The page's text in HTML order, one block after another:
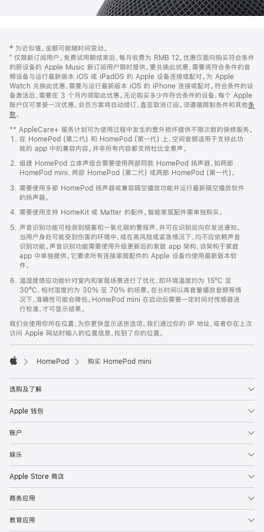
页
页
脚
注
‡ 为近似值。金额可能随时间变动。
⁺ 仅限新订阅用户。免费试用期结束后，每月收费为 RMB 12。优惠仅面向购买符合条件
的新设备的 Apple Music 新订阅用户限时提供。要兑换此优惠，需要将符合条件的音
频设备与运行最新版本 iOS 或 iPadOS 的 Apple 设备连接或配对。为 Apple
Watch 兑换此优惠，需要与运行最新版本 iOS 的 iPhone 连接或配对。符合条件的设
备激活后，需要在 3 个月内领取此优惠。无论购买多少件符合条件的设备，每个 Apple
账户仅可享受一次优惠。会员方案将自动续订，直至取消订阅。须遵循限制条件和其他条
款。
窗
口
中
打
开)
** AppleCare+ 服务计划可为使用过程中发生的意外损坏提供不限次数的保修服务。
在 HomePod (第二代) 和 HomePod (第一代) 上，空间音频适用于支持此功
能的 app 中的兼容内容。并非所有内容都支持杜比全景声。
组建 HomePod 立体声组合需要使用两部同款 HomePod 扬声器，如两部
HomePod mini、两部 HomePod (第二代) 或两部 HomePod (第一代)。
需要使用多部 HomePod 扬声器或兼容隔空播放功能并运行最新隔空播放软件
的扬声器。
需要使用支持 HomeKit 或 Matter 的配件。智能家居配件需单独购买。
声音识别功能可检测到烟雾和一氧化碳的警报声，并可在识别后向你发送通知。
当用户身处可能受到伤害的环境中，或在高风险或紧急情况下，均不应依赖声音
识别功能。声音识别功能需要使用升级更新后的家庭 app 架构，该架构于家庭
app 中单独提供。它要求所有连接家居配件的 Apple 设备均使用最新版本软
件。
温湿度感应功能针对室内和家居场景进行了优化，即环境温度约为 15ºC 至
30ºC、相对湿度约为 30% 至 70% 的场景。在长时间以高音量播放音频等情
况下，准确性可能会降低。HomePod mini 在启动后需要一定时间对传感器进
行校准，才可显示结果。
我们会使用你所在位置，为你更快显示送货选项。我们通过你的 IP 地址，或者你在上次
访问 Apple 网站时输入的位置信息，找到了你的位置。
HomePod 购买 HomePod mini
选购及了解
Apple 钱包
账户
娱乐
Apple Store 商店
商务应用
教育应用